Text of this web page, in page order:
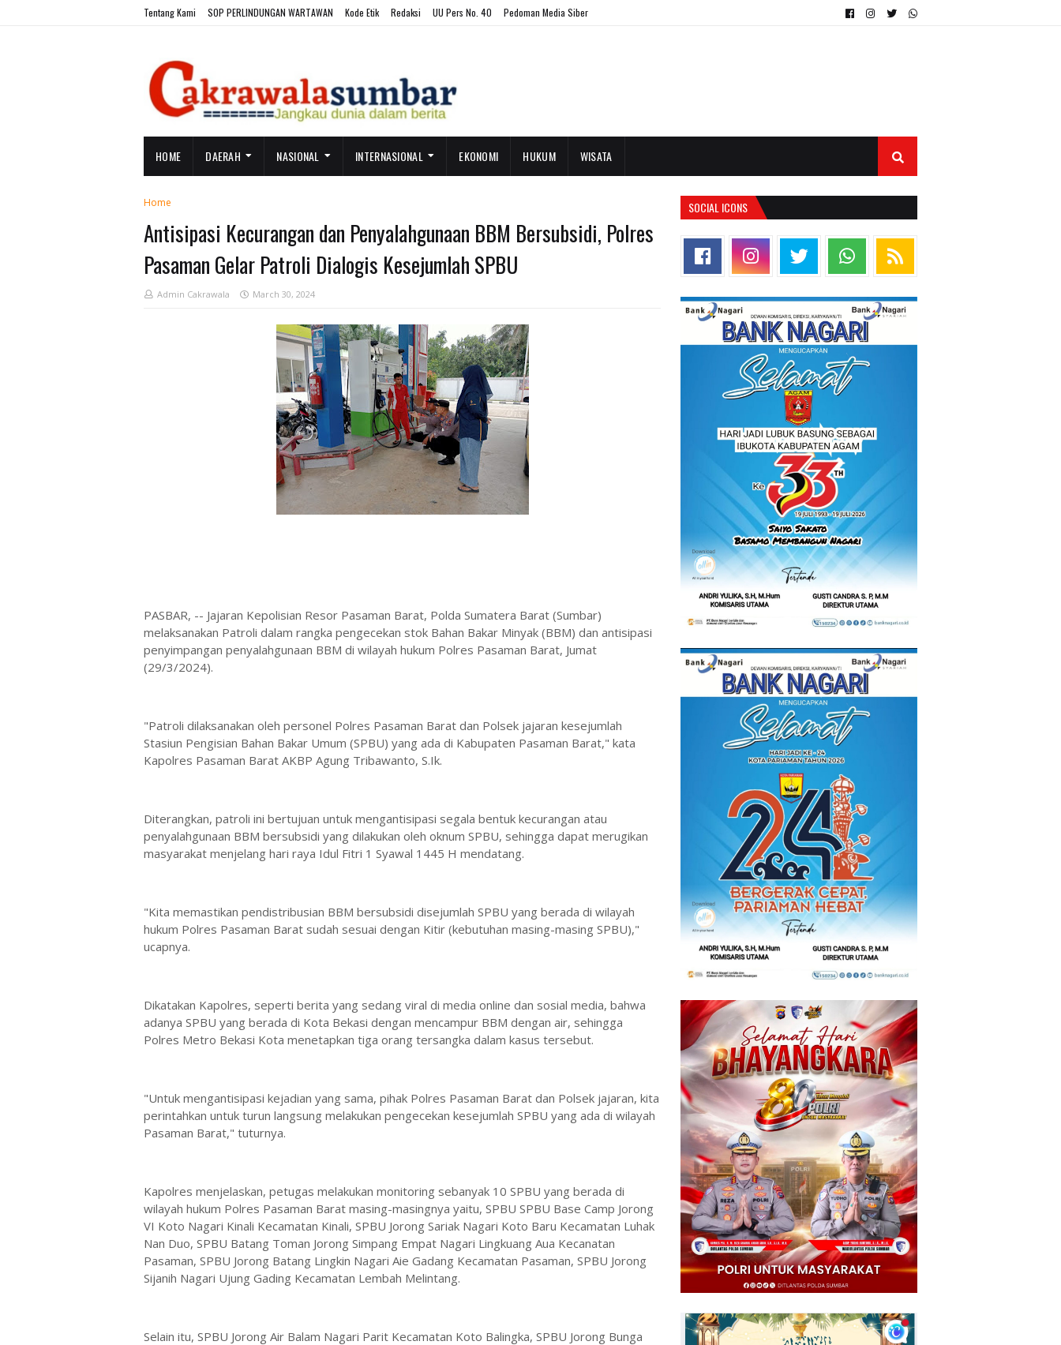
Tentang Kami SOP PERLINDUNGAN WARTAWAN Kode Etik Redaksi UU Pers No. 40 Pedoman Media Siber
HOME DAERAH NASIONAL INTERNASIONAL EKONOMI HUKUM WISATA
Home
Antisipasi Kecurangan dan Penyalahgunaan BBM Bersubsidi, Polres
Pasaman Gelar Patroli Dialogis Kesejumlah SPBU
Admin Cakrawala March 30, 2024
PASBAR, -- Jajaran Kepolisian Resor Pasaman Barat, Polda Sumatera Barat (Sumbar)
melaksanakan Patroli dalam rangka pengecekan stok Bahan Bakar Minyak (BBM) dan antisipasi
penyimpangan penyalahgunaan BBM di wilayah hukum Polres Pasaman Barat, Jumat
(29/3/2024).
"Patroli dilaksanakan oleh personel Polres Pasaman Barat dan Polsek jajaran kesejumlah
Stasiun Pengisian Bahan Bakar Umum (SPBU) yang ada di Kabupaten Pasaman Barat," kata
Kapolres Pasaman Barat AKBP Agung Tribawanto, S.Ik.
Diterangkan, patroli ini bertujuan untuk mengantisipasi segala bentuk kecurangan atau
penyalahgunaan BBM bersubsidi yang dilakukan oleh oknum SPBU, sehingga dapat merugikan
masyarakat menjelang hari raya Idul Fitri 1 Syawal 1445 H mendatang.
"Kita memastikan pendistribusian BBM bersubsidi disejumlah SPBU yang berada di wilayah
hukum Polres Pasaman Barat sudah sesuai dengan Kitir (kebutuhan masing-masing SPBU),"
ucapnya.
Dikatakan Kapolres, seperti berita yang sedang viral di media online dan sosial media, bahwa
adanya SPBU yang berada di Kota Bekasi dengan mencampur BBM dengan air, sehingga
Polres Metro Bekasi Kota menetapkan tiga orang tersangka dalam kasus tersebut.
"Untuk mengantisipasi kejadian yang sama, pihak Polres Pasaman Barat dan Polsek jajaran, kita
perintahkan untuk turun langsung melakukan pengecekan kesejumlah SPBU yang ada di wilayah
Pasaman Barat," tuturnya.
Kapolres menjelaskan, petugas melakukan monitoring sebanyak 10 SPBU yang berada di
wilayah hukum Polres Pasaman Barat masing-masingnya yaitu, SPBU SPBU Base Camp Jorong
VI Koto Nagari Kinali Kecamatan Kinali, SPBU Jorong Sariak Nagari Koto Baru Kecamatan Luhak
Nan Duo, SPBU Batang Toman Jorong Simpang Empat Nagari Lingkuang Aua Kecanatan
Pasaman, SPBU Jorong Batang Lingkin Nagari Aie Gadang Kecamatan Pasaman, SPBU Jorong
Sijanih Nagari Ujung Gading Kecamatan Lembah Melintang.
Selain itu, SPBU Jorong Air Balam Nagari Parit Kecamatan Koto Balingka, SPBU Jorong Bunga
SOCIAL ICONS